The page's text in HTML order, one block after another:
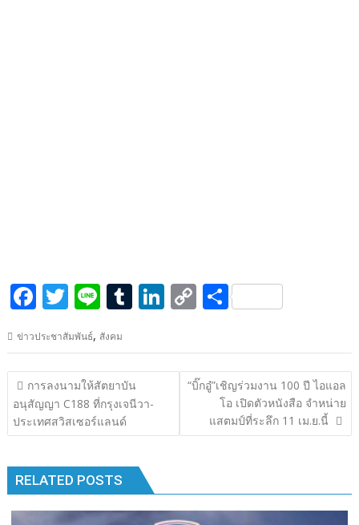
F
e
b
o
o
T
itt
er
Li
e
T
m
bl
r
Li
k
e
C
p
y
Li
n
S
ar
e
ข่าวประชาสัมพันธ์, สังคม
แนะแนว
เรื่อง
การลงนามให้สัตยาบัน
อนุสัญญา C188 ที่กรุงเจนีวา-
ประเทศสวิสเซอร์แลนด์
“บิ๊กอู๋”เชิญร่วมงาน 100 ปี ไอแอล
โอ เปิดตัวหนังสือ จำหน่าย
แสตมป์ที่ระลึก 11 เม.ย.นี้
RELATED POSTS